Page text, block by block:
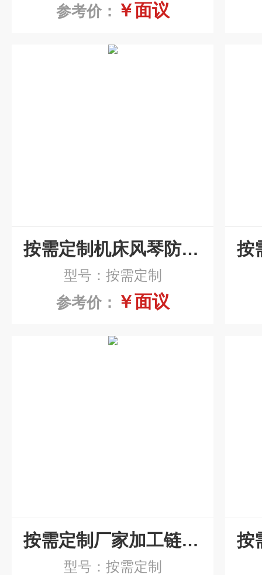
参考价： ￥面议
按需定制机床风琴防护罩厂家
型号：按需定制
参考价： ￥面议
按需定制厂家加工链板式排屑机
型号：按需定制